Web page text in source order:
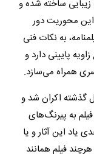
ساخته شده و
این محوریت دور
به نکات فنی
پایینی دارد و
همراه می‌سازد.
گذشته اکران شد و
فیلم به پیرنگ‌های
یاد این آثار و یا
هرچند فیلم همانند